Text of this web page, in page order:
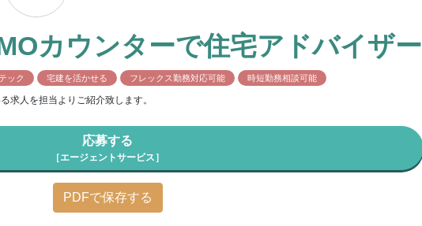
カウンターで住宅アドバイザー
ック 宅建を活かせる フレックス勤務対応可能 時短勤務相談可能
求人を担当よりご紹介致します。
応募する
［エージェントサービス］
PDFで保存する